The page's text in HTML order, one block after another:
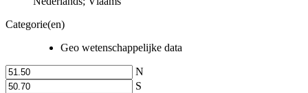
Categorie(en)
Geo wetenschappelijke data
N
S